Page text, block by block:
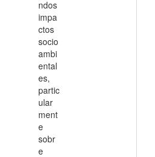
ndos
impa
ctos
socio
ambi
ental
es,
partic
ular
ment
e
sobr
e